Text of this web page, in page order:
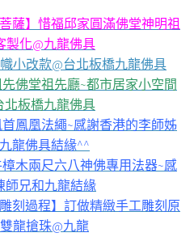
薩】惜福邱家圓滿佛堂神明祖
製化@九龍佛具
小改款@台北板橋九龍佛具
佛堂祖先廳~都市居家小空間
北板橋九龍佛具
鳳凰法繩~感謝香港的李師姊
龍佛具結緣^^
木兩尺六八神佛專用法器~感
師兄和九龍結緣
刻過程】訂做精緻手工雕刻原
龍搶珠@九龍